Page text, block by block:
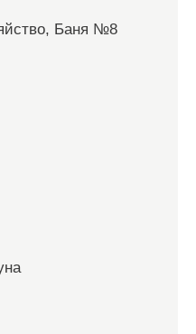
Баня №8